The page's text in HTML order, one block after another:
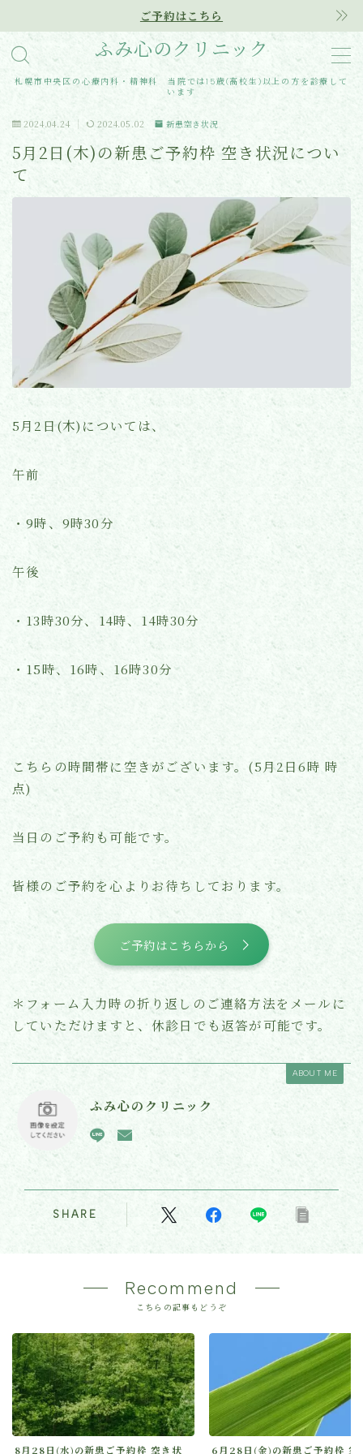
ご予約はこちら
ふみ心のクリニック
札幌市中央区の心療内科・精神科 当院では15歳(高校生)以上の方を診療して
います
MENU
Home
クリニック紹介
診療内容
医師紹介
はじめての方へ
ご予約はこちらから
よくあるご質問
お知らせ(ブログ)
2024.04.24 2024.05.02 新患空き状況
5月2日(木)の新患ご予約枠 空き状況につい
て
5月2日(木)については、
午前
・9時、9時30分
午後
・13時30分、14時、14時30分
・15時、16時、16時30分
こちらの時間帯に空きがございます。(5月2日6時 時
点)
当日のご予約も可能です。
皆様のご予約を心よりお待ちしております。
ご予約はこちらから
＊フォーム入力時の折り返しのご連絡方法をメールに
していただけますと、休診日でも返答が可能です。
ABOUT ME
ふみ心のクリニック
SHARE
Recommend
こちらの記事もどうぞ
8月28日(水)の新患ご予約枠 空き状 6月28日(金)の新患ご予約枠 空